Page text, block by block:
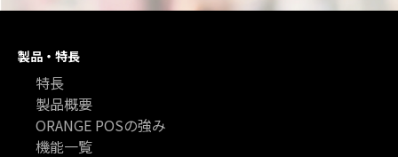
製品・特長
特長
製品概要
ORANGE POSの強み
機能一覧